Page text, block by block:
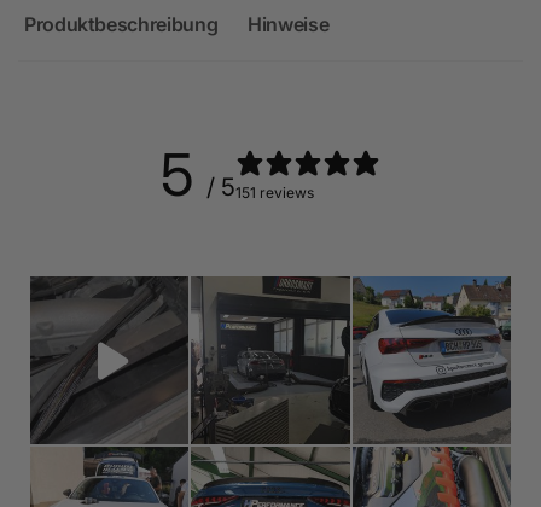
Produktbeschreibung Hinweise
5 / 5151 reviews